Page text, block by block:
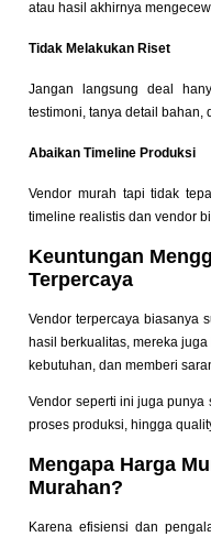
atau hasil akhirnya
Tidak Melakukan Riset
Jangan langsung deal
testimoni, tanya detail bahan,
Abaikan Timeline Produksi
Vendor murah tapi tidak
timeline realistis dan vendor
Keuntungan
Terpercaya
Vendor terpercaya biasanya
hasil berkualitas, mereka
kebutuhan, dan memberi
Vendor seperti ini juga
proses produksi, hingga
Mengapa Harga
Murahan?
Karena efisiensi dan